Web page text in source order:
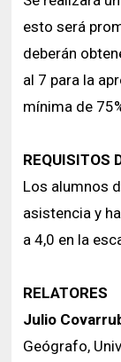
esto será
deberán
al 7 para la
mínima de
REQUISITOS
Los alumnos
asistencia y
a 4,0 en la
RELATORES
Julio
Geógrafo,